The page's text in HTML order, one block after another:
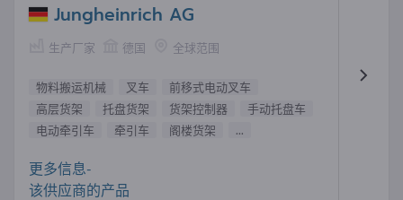
Jungheinrich AG
生产厂家 德国 全球范围
物料搬运机械 叉车
前移式电动叉车
高层货架
托盘货架 货架控制器
手动托盘车
电动牵引车
牵引车 阁楼货架 ...
更多信息-
该供应商的产品